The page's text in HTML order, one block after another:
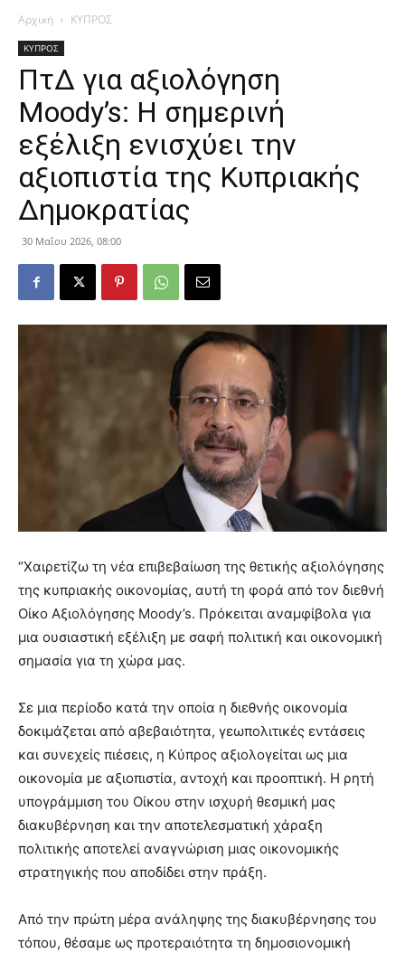
Αρχική ΚΥΠΡΟΣ
ΚΥΠΡΟΣ
ΠτΔ για αξιολόγηση
Moody’s: Η σημερινή
εξέλιξη ενισχύει την
αξιοπιστία της Κυπριακής
Δημοκρατίας
30 Μαΐου 2026, 08:00
“Χαιρετίζω τη νέα επιβεβαίωση της θετικής αξιολόγησης
της κυπριακής οικονομίας, αυτή τη φορά από τον διεθνή
Οίκο Αξιολόγησης Moody’s. Πρόκειται αναμφίβολα για
μια ουσιαστική εξέλιξη με σαφή πολιτική και οικονομική
σημασία για τη χώρα μας.
Σε μια περίοδο κατά την οποία η διεθνής οικονομία
δοκιμάζεται από αβεβαιότητα, γεωπολιτικές εντάσεις
και συνεχείς πιέσεις, η Κύπρος αξιολογείται ως μια
οικονομία με αξιοπιστία, αντοχή και προοπτική. Η ρητή
υπογράμμιση του Οίκου στην ισχυρή θεσμική μας
διακυβέρνηση και την αποτελεσματική χάραξη
πολιτικής αποτελεί αναγνώριση μιας οικονομικής
στρατηγικής που αποδίδει στην πράξη.
Από την πρώτη μέρα ανάληψης της διακυβέρνησης του
τόπου, θέσαμε ως προτεραιότητα τη δημοσιονομική